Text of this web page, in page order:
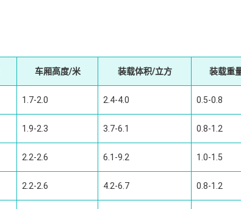
车厢高度/米 装载体积/立方 装载重
1.7-2.0 2.4-4.0 0.5-0.8
1.9-2.3 3.7-6.1 0.8-1.2
2.2-2.6 6.1-9.2 1.0-1.5
2.2-2.6 4.2-6.7 0.8-1.2